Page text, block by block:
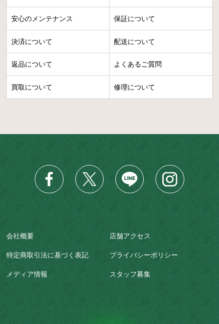
安心のメンテナンス 保証について
決済について 配送について
返品について よくあるご質問
買取について 修理について
会社概要 店舗アクセス
特定商取引法に基づく表記 プライバシーポリシー
メディア情報 スタッフ募集